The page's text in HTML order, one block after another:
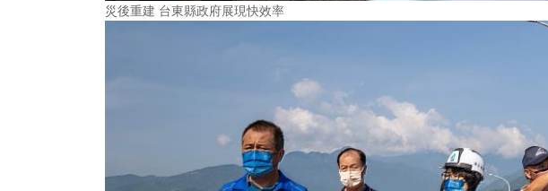
災後重建 台東縣政府展現快效率